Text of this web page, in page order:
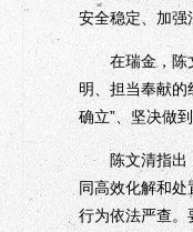
安全稳定、加强
在瑞金，陈文
明、担当奉献的
确立”、坚决做
陈文清指出，
同高效化解和处
行为依法严查。